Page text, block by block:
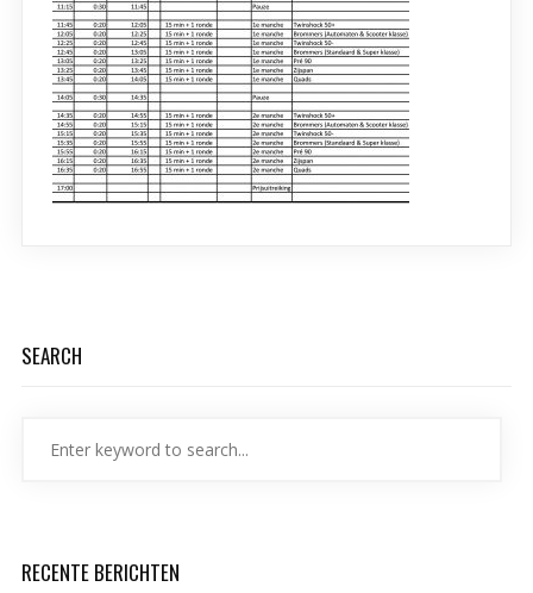
SEARCH
RECENTE BERICHTEN